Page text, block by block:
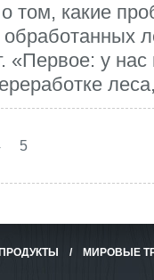
том, какие
обработанных
«Первое: у нас
5
/ МИРОВЫЕ